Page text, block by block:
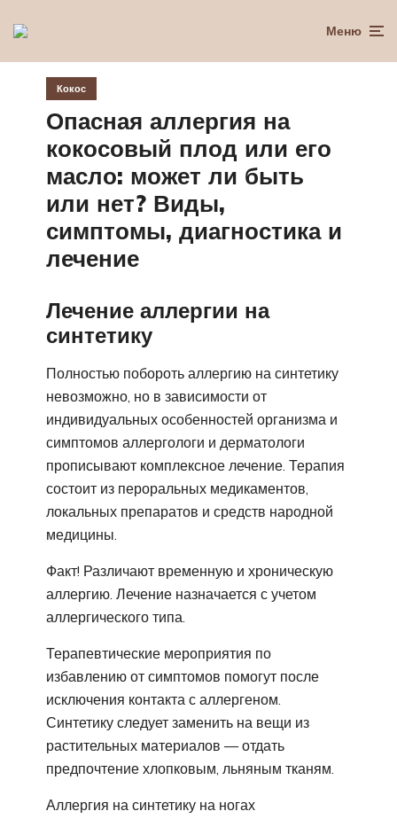
Меню
Кокос
Опасная аллергия на
кокосовый плод или его
масло: может ли быть
или нет? Виды,
симптомы, диагностика и
лечение
Лечение аллергии на
синтетику
Полностью побороть аллергию на синтетику
невозможно, но в зависимости от
индивидуальных особенностей организма и
симптомов аллергологи и дерматологи
прописывают комплексное лечение. Терапия
состоит из пероральных медикаментов,
локальных препаратов и средств народной
медицины.
Факт! Различают временную и хроническую
аллергию. Лечение назначается с учетом
аллергического типа.
Терапевтические мероприятия по
избавлению от симптомов помогут после
исключения контакта с аллергеном.
Синтетику следует заменить на вещи из
растительных материалов — отдать
предпочтение хлопковым, льняным тканям.
Аллергия на синтетику на ногах